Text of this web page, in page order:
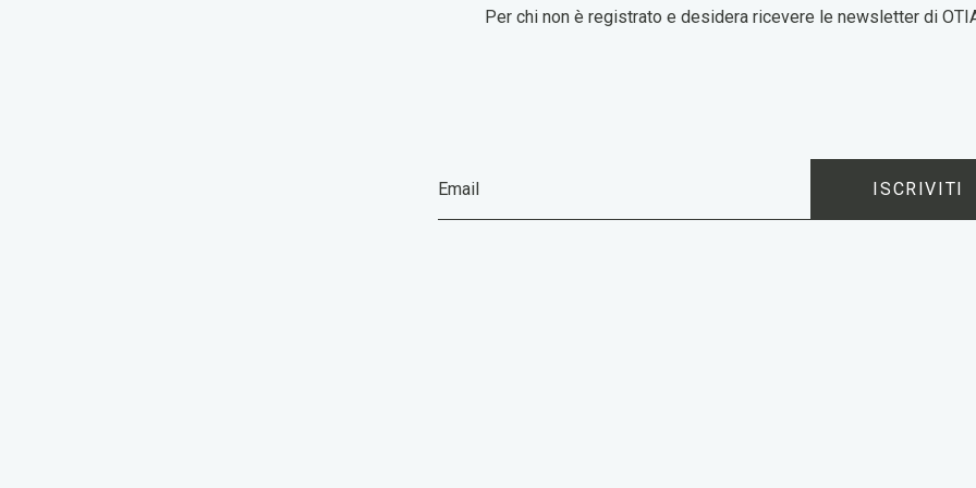
Per chi non è registrato e desidera ricevere le newsletter di
ISCRIVITI